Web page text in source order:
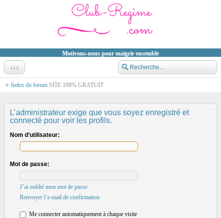
Motivons-nous pour maigrir ensemble
↓↓↓
Index du forum SITE 100% GRATUIT
L’administrateur exige que vous soyez enregistré et
connecté pour voir les profils.
Nom d’utilisateur:
Mot de passe:
J’ai oublié mon mot de passe
Renvoyer l’e-mail de confirmation
Me connecter automatiquement à chaque visite